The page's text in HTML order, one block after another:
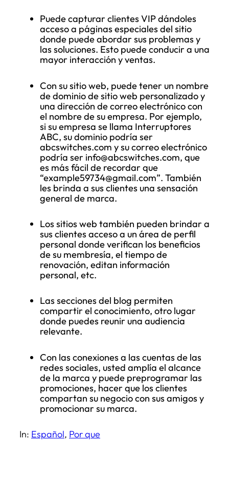
Puede capturar clientes VIP dándoles
acceso a páginas especiales del sitio
donde puede abordar sus problemas y
las soluciones. Esto puede conducir a una
mayor interacción y ventas.
Con su sitio web, puede tener un nombre
de dominio de sitio web personalizado y
una dirección de correo electrónico con
el nombre de su empresa. Por ejemplo,
si su empresa se llama Interruptores
ABC, su dominio podría ser
abcswitches.com y su correo electrónico
podría ser info@abcswitches.com, que
es más fácil de recordar que
“example59734@gmail.com”. También
les brinda a sus clientes una sensación
general de marca.
Los sitios web también pueden brindar a
sus clientes acceso a un área de perfil
personal donde verifican los beneficios
de su membresía, el tiempo de
renovación, editan información
personal, etc.
Las secciones del blog permiten
compartir el conocimiento, otro lugar
donde puedes reunir una audiencia
relevante.
Con las conexiones a las cuentas de las
redes sociales, usted amplía el alcance
de la marca y puede preprogramar las
promociones, hacer que los clientes
compartan su negocio con sus amigos y
promocionar su marca.
In: Español, Por que